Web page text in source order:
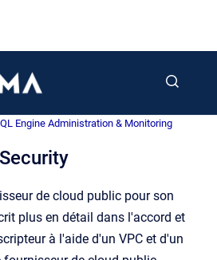
Engine Administration & Monitoring
de cloud public pour son
plus en détail dans l'accord et
à l'aide d'un VPC et d'un